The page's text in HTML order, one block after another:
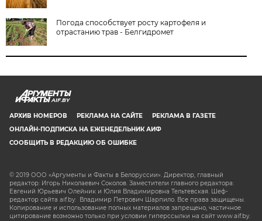
Погода способствует росту картофеля и
отрастанию трав - Белгидромет
AIF.BY
АРХИВ НОМЕРОВ РЕКЛАМА НА САЙТЕ
РЕКЛАМА В ГАЗЕТЕ
ОНЛАЙН-ПОДПИСКА НА ЕЖЕНЕДЕЛЬНИК АИФ
СООБЩИТЬ В РЕДАКЦИЮ ОБ ОШИБКЕ
© 2019 ООО «Аргументы и Факты в Белоруссии». Директор, главный
редактор: Игорь Николаевич Соколов. Заместители главного редактора:
Евгений Юрьевич Олейник и Юлия Владимировна Тельтевская. Шеф-
редактор сайта aif.by: Владимир Петрович Шарпило. Все права защищены.
Копирование и использование полных материалов запрещено, частичное
цитирование возможно только при условии гиперссылки на сайт www.aif.by.